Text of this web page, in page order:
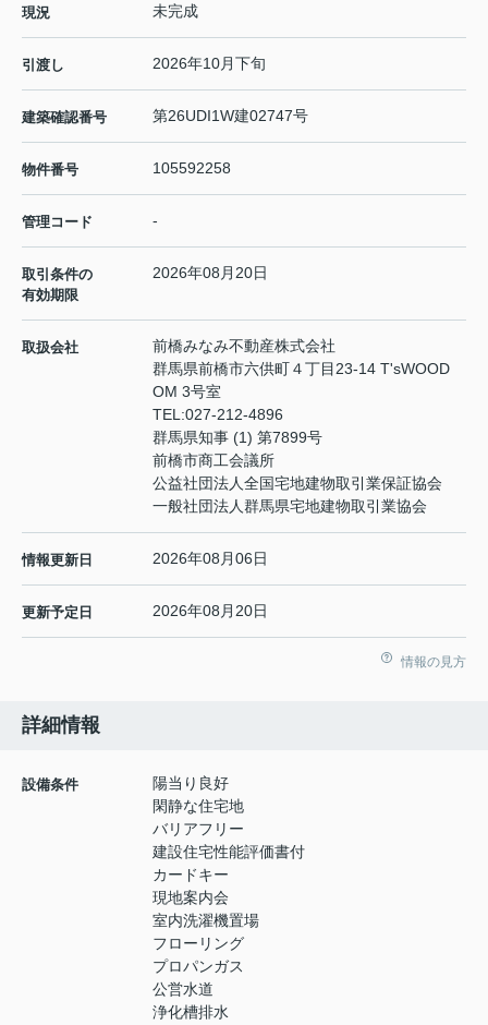
現況 未完成
引渡し 2026年10月下旬
建築確認番号 第26UDI1W建02747号
物件番号 105592258
管理コード -
取引条件の
有効期限
2026年08月20日
取扱会社
前橋みなみ不動産株式会社
群馬県前橋市六供町４丁目23‐14 T'sWOOD
OM 3号室
TEL:027-212-4896
群馬県知事 (1) 第7899号
前橋市商工会議所
公益社団法人全国宅地建物取引業保証協会
一般社団法人群馬県宅地建物取引業協会
情報更新日 2026年08月06日
更新予定日 2026年08月20日
情報の見方
詳細情報
設備条件
陽当り良好
閑静な住宅地
バリアフリー
建設住宅性能評価書付
カードキー
現地案内会
室内洗濯機置場
フローリング
プロパンガス
公営水道
浄化槽排水